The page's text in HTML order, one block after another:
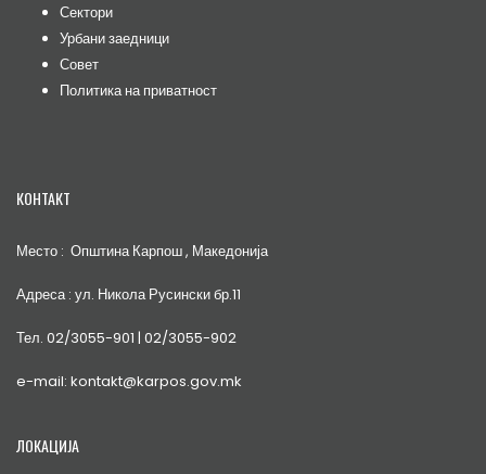
Сектори
Урбани заедници
Совет
Политика на приватност
КОНТАКТ
Место : Општина Карпош , Македонија
Адреса : ул. Никола Русински бр.11
Тел. 02/3055-901 | 02/3055-902
e-mail: kontakt@karpos.gov.mk
ЛОКАЦИЈА